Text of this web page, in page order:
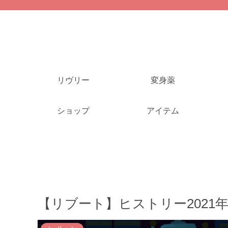
リヴリー 変身薬
ショップ アイテム
【リブート】ヒストリー2021